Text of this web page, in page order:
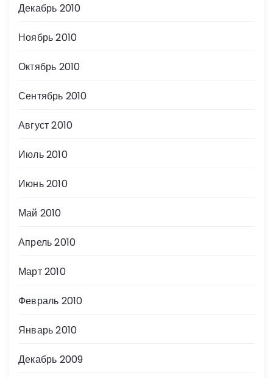
Декабрь 2010
Ноябрь 2010
Октябрь 2010
Сентябрь 2010
Август 2010
Июль 2010
Июнь 2010
Май 2010
Апрель 2010
Март 2010
Февраль 2010
Январь 2010
Декабрь 2009